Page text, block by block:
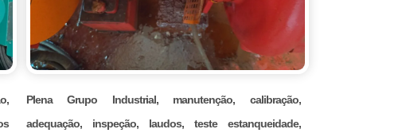
Plena Grupo Industrial, manutenção, calibração,
adequação, inspeção, laudos, teste estanqueidade,